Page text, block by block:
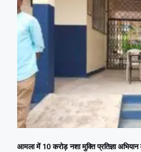
आमला में 10 करोड़ नशा मुक्ति प्रतिज्ञा अभियान